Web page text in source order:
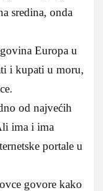
sredina, onda
Europa u
i kupati u moru,
od najvećih
ima i ima
portale u
govore kako